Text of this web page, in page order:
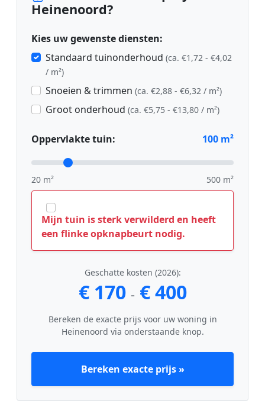
Heinenoord?
Kies uw gewenste diensten:
Standaard tuinonderhoud (ca. €1,72 - €4,02
/ m²)
Snoeien & trimmen (ca. €2,88 - €6,32 / m²)
Groot onderhoud (ca. €5,75 - €13,80 / m²)
Oppervlakte tuin: 100 m²
20 m² 500 m²
Mijn tuin is sterk verwilderd en heeft
een flinke opknapbeurt nodig.
Geschatte kosten (2026):
€ 170 - € 400
Bereken de exacte prijs voor uw woning in
Heinenoord via onderstaande knop.
Bereken exacte prijs »